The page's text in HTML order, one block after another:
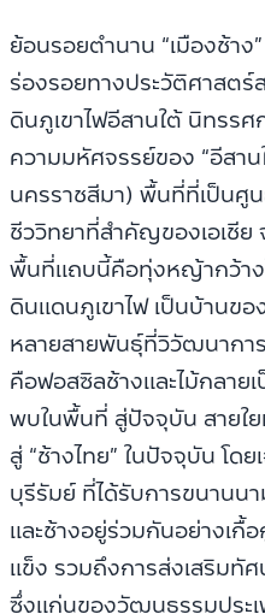
ย้อนรอยตำนาน “เมืองช้า
ร่องรอยทางประวัติศาสต
ดินภูเขาไฟอีสานใต้ นิทรร
ความมหัศจรรย์ของ “อีสา
นครราชสีมา) พื้นที่ที่เป็นศู
ชีววิทยาที่สำคัญของเอเชี
พื้นที่แถบนี้คือทุ่งหญ้ากว้า
ดินแดนภูเขาไฟ เป็นบ้านข
หลายสายพันธุ์ที่วิวัฒนากา
คือฟอสซิลช้างและไม้กลา
พบในพื้นที่ สู่ปัจจุบัน สายใ
สู่ “ช้างไทย” ในปัจจุบัน โด
บุรีรัมย์ ที่ได้รับการขนานน
และช้างอยู่ร่วมกันอย่างเ
แข็ง รวมถึงการส่งเสริมทั
ซึ่งแก่นของวัฒนธรรมประ